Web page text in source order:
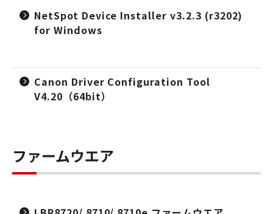
NetSpot Device Installer v3.2.3 (r3202)
for Windows
Canon Driver Configuration Tool
V4.20（64bit）
ファームウエア